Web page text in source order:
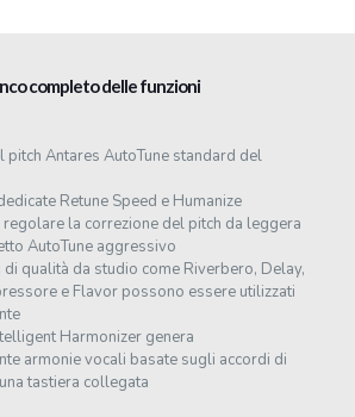
completo delle funzioni
pitch Antares AutoTune standard del
Retune Speed e Humanize
la correzione del pitch da leggera
AutoTune aggressivo
di qualità da studio come Riverbero, Delay,
e Flavor possono essere utilizzati
Harmonizer genera
armonie vocali basate sugli accordi di
tastiera collegata